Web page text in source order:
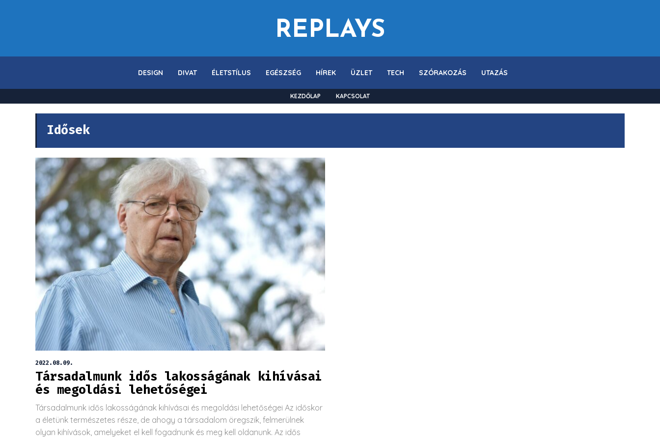
REPLAYS
DESIGN DIVAT ÉLETSTÍLUS EGÉSZSÉG HÍREK ÜZLET TECH SZÓRAKOZÁS UTAZÁS
KEZDŐLAP KAPCSOLAT
Idősek
2022.08.09.
Társadalmunk idős lakosságának kihívásai
és megoldási lehetőségei
Társadalmunk idős lakosságának kihívásai és megoldási lehetőségei Az időskor
a életünk természetes része, de ahogy a társadalom öregszik, felmerülnek
olyan kihívások, amelyeket el kell fogadnunk és meg kell oldanunk. Az idős